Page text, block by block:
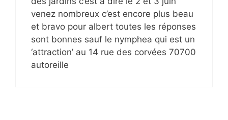
venez nombreux c’est encore plus beau
et bravo pour albert toutes les réponses
sont bonnes sauf le nymphea qui est un
‘attraction’ au 14 rue des corvées 70700
autoreille